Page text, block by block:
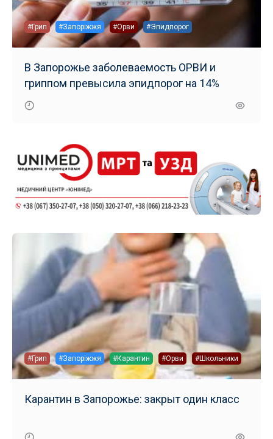
#Грип #Запоріжжя #Орви #Эпидпорог
В Запорожье заболеваемость ОРВИ и
гриппом превысила эпидпорог на 14%
#Грип #Запоріжжя #Карантин #Орви #Школьники
Карантин в Запорожье: закрыт один класс